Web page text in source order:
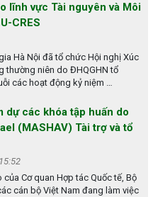
lĩnh vực Tài nguyên và Môi
CRES
Hà Nội đã tổ chức Hội nghị Xúc
thường niên do ĐHQGHN tổ
các hoạt động kỷ niệm …
dự các khóa tập huấn do
(MASHAV) Tài trợ và tổ
Cơ quan Hợp tác Quốc tế, Bộ
cán bộ Việt Nam đang làm việc